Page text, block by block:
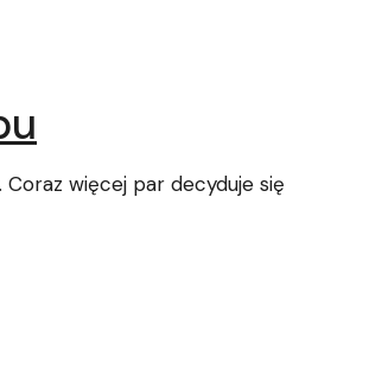
więcej par decyduje się